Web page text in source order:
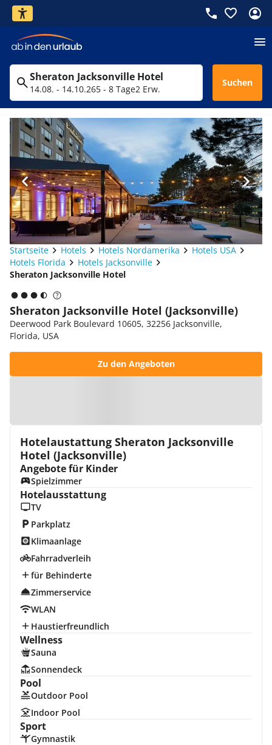
Sheraton Jacksonville Hotel
14.08. - 14.10.265 - 8 Tage2 Erw.
Suchen
Startseite Hotels Hotels Nordamerika
Hotels USA
Hotels Florida
Hotels Jacksonville
Sheraton Jacksonville Hotel
Sheraton Jacksonville Hotel (Jacksonville)
Deerwood Park Boulevard 10605, 32256 Jacksonville,
Florida, USA
Zu den Angeboten
Hotelaustattung Sheraton Jacksonville
Hotel (Jacksonville)
Angebote für Kinder
Spielzimmer
Hotelausstattung
TV
Parkplatz
Klimaanlage
Fahrradverleih
für Behinderte
Zimmerservice
WLAN
Haustierfreundlich
Wellness
Sauna
Sonnendeck
Pool
Outdoor Pool
Indoor Pool
Sport
Gymnastik